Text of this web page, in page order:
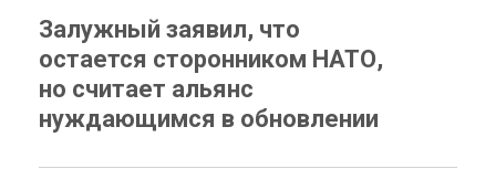
Залужный заявил, что
остается сторонником НАТО,
но считает альянс
нуждающимся в обновлении